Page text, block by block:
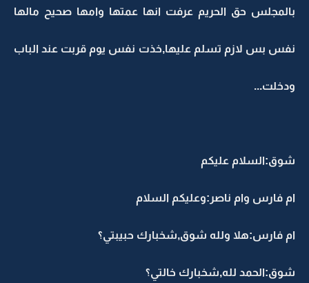
بالمجلس حق الحريم عرفت انها عمتها وامها صحيح مالها
نفس بس لازم تسلم عليها,خذت نفس يوم قربت عند الباب
ودخلت...
شوق:السلام عليكم
ام فارس وام ناصر:وعليكم السلام
ام فارس:هلا ولله شوق,شخبارك حبيبتي؟
شوق:الحمد لله,شخبارك خالتي؟